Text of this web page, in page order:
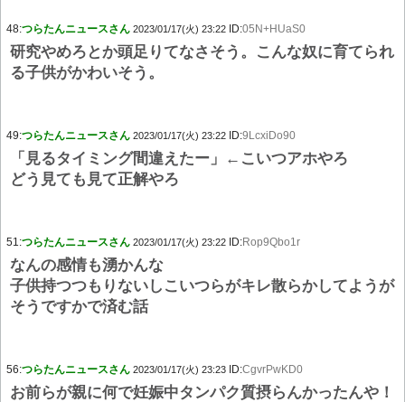
48:つらたんニュースさん 2023/01/17(火) 23:22 ID:05N+HUaS0
研究やめろとか頭足りてなさそう。こんな奴に育てられ
る子供がかわいそう。
49:つらたんニュースさん 2023/01/17(火) 23:22 ID:9LcxiDo90
「見るタイミング間違えたー」←こいつアホやろ
どう見ても見て正解やろ
51:つらたんニュースさん 2023/01/17(火) 23:22 ID:Rop9Qbo1r
なんの感情も湧かんな
子供持つつもりないしこいつらがキレ散らかしてようが
そうですかで済む話
56:つらたんニュースさん 2023/01/17(火) 23:23 ID:CgvrPwKD0
お前らが親に何で妊娠中タンパク質摂らんかったんや！